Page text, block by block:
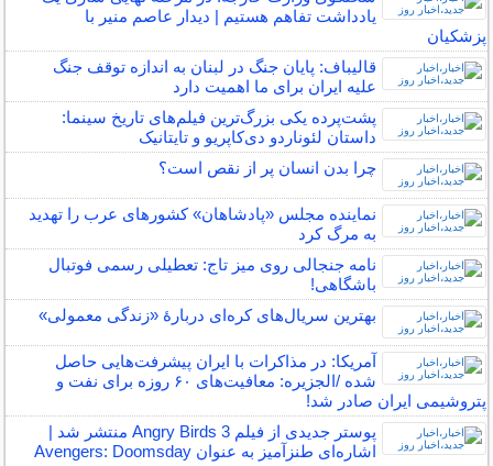
یادداشت تفاهم هستیم | دیدار عاصم منیر با
پزشکیان
قالیباف: پایان جنگ در لبنان به اندازه توقف جنگ
علیه ایران برای ما اهمیت دارد
پشت‌پرده یکی بزرگ‌ترین فیلم‌های تاریخ سینما:
داستان لئوناردو دی‌کاپریو و تایتانیک
چرا بدن انسان پر از نقص است؟
نماینده مجلس «پادشاهان» کشورهای عرب را تهدید
به مرگ کرد
نامه جنجالی روی میز تاج: تعطیلی رسمی فوتبال
باشگاهی!
بهترین سریال‌های کره‌ای دربارۀ «زندگی معمولی»
آمریکا: در مذاکرات با ایران پیشرفت‌هایی حاصل
شده /الجزیره: معافیت‌های ۶۰ روزه برای نفت و
پتروشیمی ایران صادر شد!
پوستر جدیدی از فیلم Angry Birds 3 منتشر شد |
اشاره‌ای طنزآمیز به عنوان Avengers: Doomsday